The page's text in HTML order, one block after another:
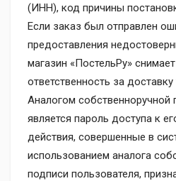
(ИНН), код причины
Если заказ был отправлен
предоставления
магазин «ПостельРу»
ответственность за доставку
Аналогом собственноручной
является пароль доступа к
действия, совершенные в
использованием аналога
подписи пользователя,